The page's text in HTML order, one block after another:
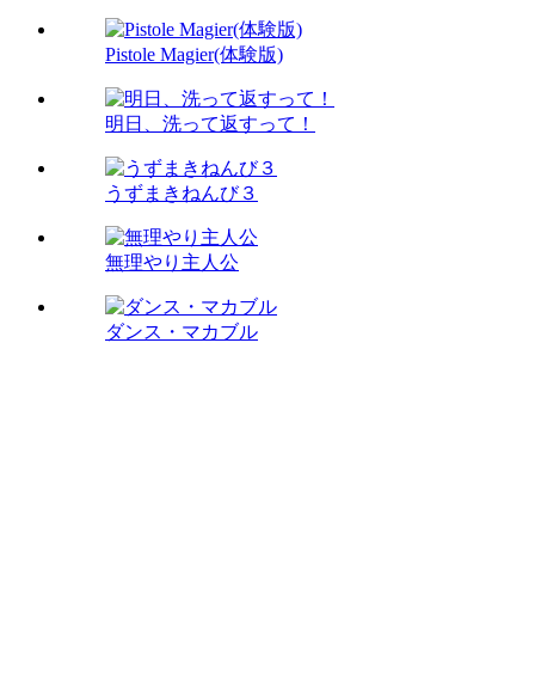
Pistole Magier(体験版)
明日、洗って返すって！
うずまきねんび３
無理やり主人公
ダンス・マカブル